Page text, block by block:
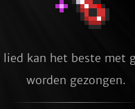
lied kan het beste met
worden gezongen.